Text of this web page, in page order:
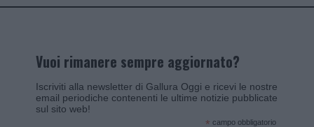
Vuoi rimanere sempre aggiornato?
Iscriviti alla newsletter di Gallura Oggi e ricevi le nostre
email periodiche contenenti le ultime notizie pubblicate
sul sito web!
* campo obbligatorio